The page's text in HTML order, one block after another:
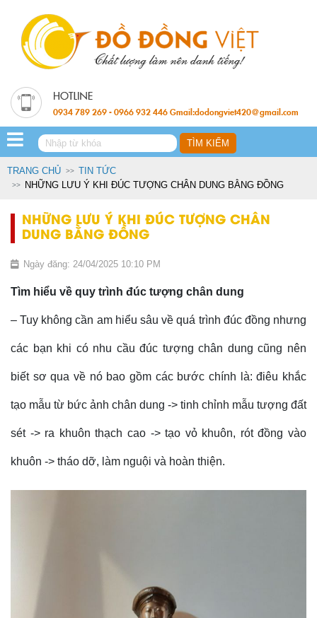
0934 789 269 - 0966 932 446 Gmail:dodongviet420@gmail.com
TRANG CHỦ
TIN TỨC
NHỮNG LƯU Ý KHI ĐÚC TƯỢNG CHÂN DUNG BẰNG ĐỒNG
NHỮNG LƯU Ý KHI ĐÚC TƯỢNG CHÂN
DUNG BẰNG ĐỒNG
Ngày đăng: 24/04/2025 10:10 PM
Tìm hiểu về quy trình đúc tượng chân dung
– Tuy không cần am hiểu sâu về quá trình đúc đồng nhưng
các bạn khi có nhu cầu đúc tượng chân dung cũng nên
biết sơ qua về nó bao gồm các bước chính là: điêu khắc
tạo mẫu từ bức ảnh chân dung -> tinh chỉnh mẫu tượng đất
sét -> ra khuôn thạch cao -> tạo vỏ khuôn, rót đồng vào
khuôn -> tháo dỡ, làm nguội và hoàn thiện.